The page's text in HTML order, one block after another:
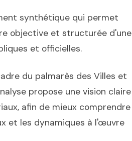
synthétique qui permet
objective et structurée d'une
et officielles.
du palmarès des Villes et
propose une vision claire
afin de mieux comprendre
et les dynamiques à l'œuvre